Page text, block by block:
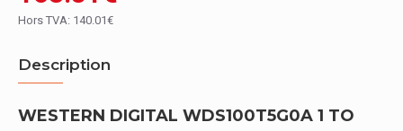
Hors TVA: 140.01€
Description
WESTERN DIGITAL WDS100T5G0A 1 TO